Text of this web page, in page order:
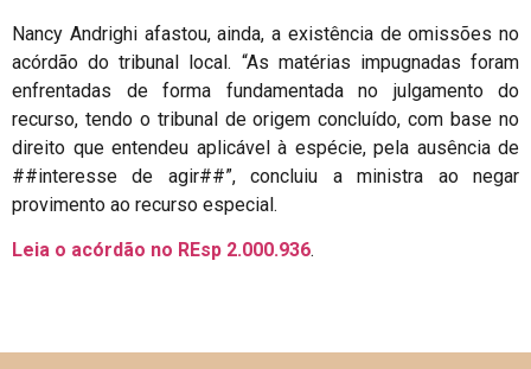
Nancy Andrighi afastou, ainda, a existência de omissões no
acórdão do tribunal local. “As matérias impugnadas foram
enfrentadas de forma fundamentada no julgamento do
recurso, tendo o tribunal de origem concluído, com base no
direito que entendeu aplicável à espécie, pela ausência de
##interesse de agir##”, concluiu a ministra ao negar
provimento ao recurso especial.
Leia o acórdão no REsp 2.000.936.